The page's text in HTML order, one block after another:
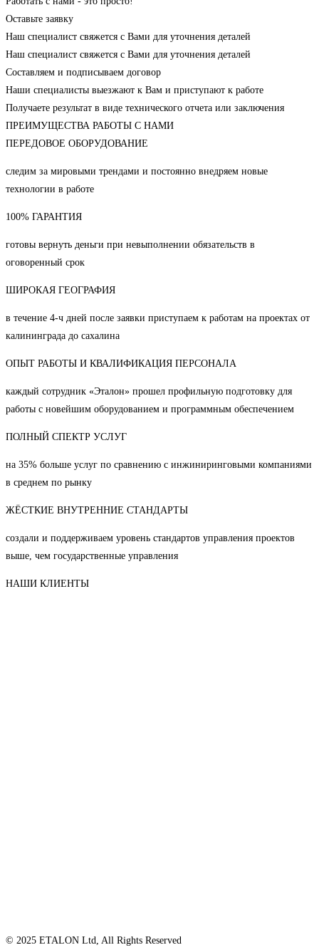
Оставьте заявку
Наш специалист свяжется с Вами для уточнения деталей
Наш специалист свяжется с Вами для уточнения деталей
Составляем и подписываем договор
Наши специалисты выезжают к Вам и приступают к работе
Получаете результат в виде технического отчета или заключения
ПРЕИМУЩЕСТВА РАБОТЫ С НАМИ
ПЕРЕДОВОЕ ОБОРУДОВАНИЕ
следим за мировыми трендами и постоянно внедряем новые
технологии в работе
100% ГАРАНТИЯ
готовы вернуть деньги при невыполнении обязательств в
оговоренный срок
ШИРОКАЯ ГЕОГРАФИЯ
в течение 4-ч дней после заявки приступаем к работам на проектах от
калининграда до сахалина
ОПЫТ РАБОТЫ И КВАЛИФИКАЦИЯ ПЕРСОНАЛА
каждый сотрудник «Эталон» прошел профильную подготовку для
работы с новейшим оборудованием и программным обеспечением
ПОЛНЫЙ СПЕКТР УСЛУГ
на 35% больше услуг по сравнению с инжиниринговыми компаниями
в среднем по рынку
ЖЁСТКИЕ ВНУТРЕННИЕ СТАНДАРТЫ
создали и поддерживаем уровень стандартов управления проектов
выше, чем государственные управления
НАШИ КЛИЕНТЫ
© 2025 ETALON Ltd, All Rights Reserved